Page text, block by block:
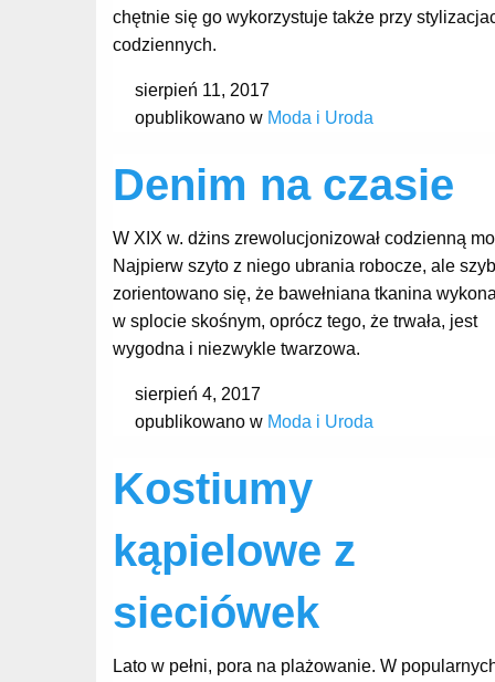
chętnie się go wykorzystuje także przy
codziennych.
sierpień 11, 2017
opublikowano w Moda i Uroda
Denim na czasie
W XIX w. dżins zrewolucjonizował codzienną
Najpierw szyto z niego ubrania robocze, ale
zorientowano się, że bawełniana tkanina
w splocie skośnym, oprócz tego, że trwała, jest
wygodna i niezwykle twarzowa.
sierpień 4, 2017
opublikowano w Moda i Uroda
Kostiumy
kąpielowe z
sieciówek
Lato w pełni, pora na plażowanie. W